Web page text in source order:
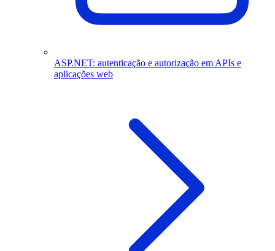
ASP.NET: autenticação e autorização em APIs e
aplicações web